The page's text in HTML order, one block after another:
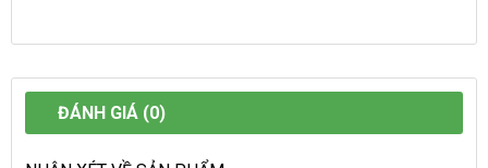
ĐÁNH GIÁ (0)